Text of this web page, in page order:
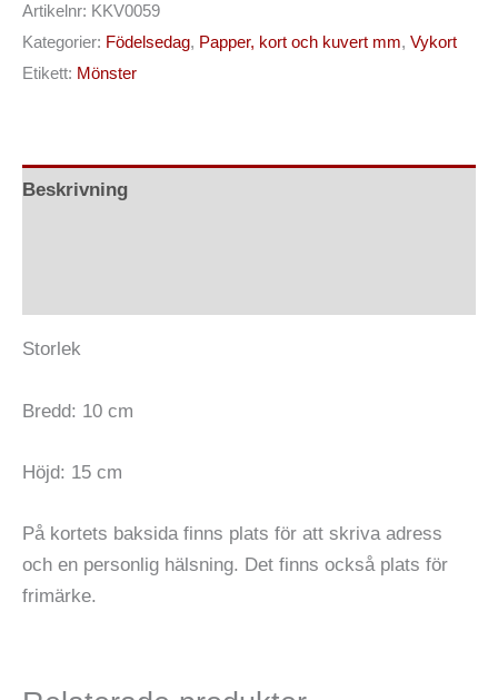
Artikelnr: KKV0059
Kategorier: Födelsedag, Papper, kort och kuvert mm, Vykort
Etikett: Mönster
Beskrivning
Storlek
Bredd: 10 cm
Höjd: 15 cm
På kortets baksida finns plats för att skriva adress
och en personlig hälsning. Det finns också plats för
frimärke.